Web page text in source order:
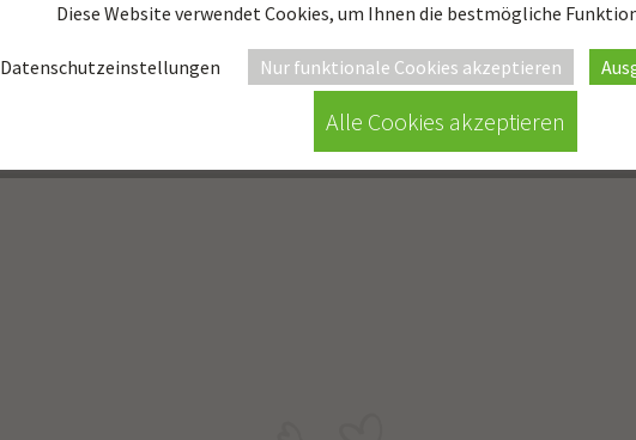
Diese Website verwendet Cookies, um Ihnen die bestmögliche
Datenschutzeinstellungen Nur funktionale Cookies akzeptieren
Alle Cookies akzeptieren